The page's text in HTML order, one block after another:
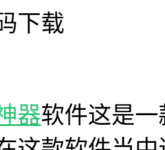
下载
器软件这是